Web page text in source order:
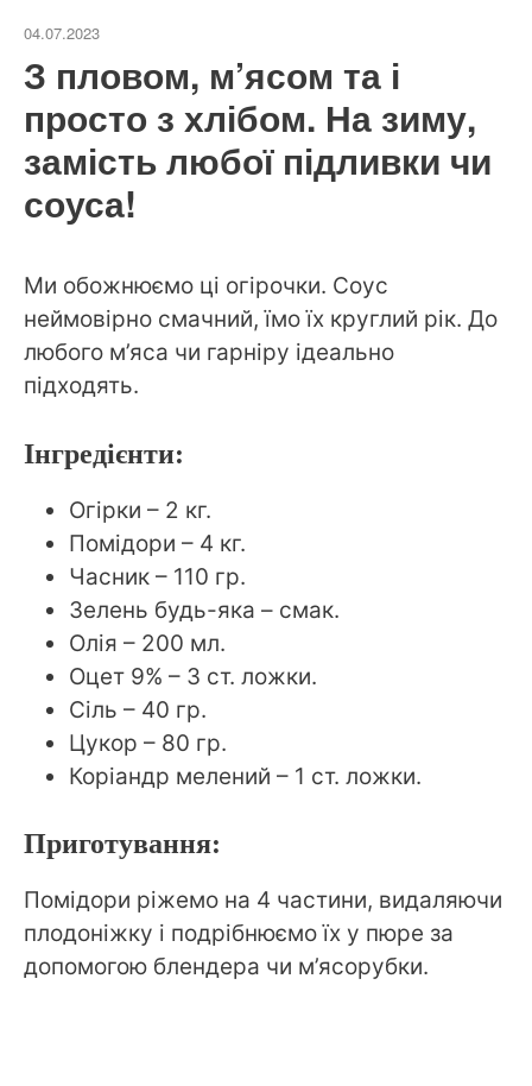
04.07.2023
З пловом, м’ясом та і
просто з хлібом. На зиму,
замість любої підливки чи
соуса!
Ми обожнюємо ці огірочки. Соус
неймовірно смачний, їмо їх круглий рік. До
любого м’яса чи гарніру ідеально
підходять.
Інгредієнти:
Огірки – 2 кг.
Помідори – 4 кг.
Часник – 110 гр.
Зелень будь-яка – смак.
Олія – 200 мл.
Оцет 9% – 3 ст. ложки.
Сіль – 40 гр.
Цукор – 80 гр.
Коріандр мелений – 1 ст. ложки.
Приготування:
Помідори ріжемо на 4 частини, видаляючи
плодоніжку і подрібнюємо їх у пюре за
допомогою блендера чи м’ясорубки.